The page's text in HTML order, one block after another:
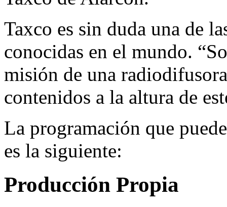
Taxco es sin duda una de
conocidas en el mundo.
misión de una
contenidos a la altura de
La programación que
es la siguiente:
Producción Propia